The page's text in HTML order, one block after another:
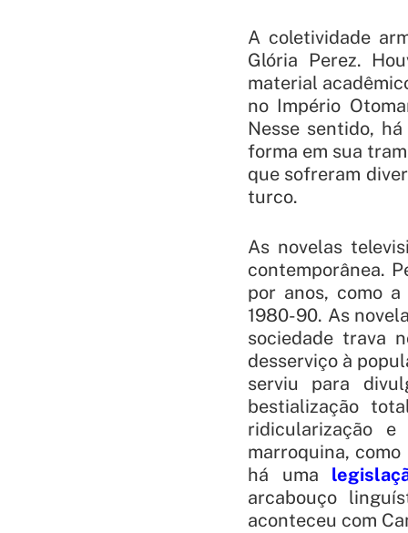
A coletividade
Glória Perez.
material
no Império
Nesse sentido,
forma em sua
que sofreram
turco.
As novelas
contemporânea.
por anos, como
1980-90. As
sociedade trava
desserviço à
serviu para
bestialização
ridicularização
marroquina,
há uma
arcabouço
aconteceu com